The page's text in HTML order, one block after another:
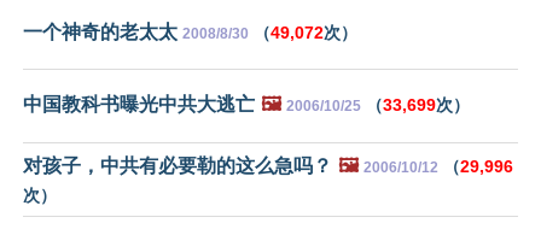
一个神奇的老太太 2008/8/30 （49,072次）
中国教科书曝光中共大逃亡 🖼️ 2006/10/25 （33,699次）
对孩子，中共有必要勒的这么急吗？ 🖼️ 2006/10/12 （29,996
次）